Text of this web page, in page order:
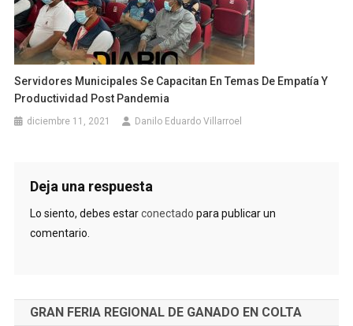
Servidores Municipales Se Capacitan En Temas De Empatía Y
Productividad Post Pandemia
diciembre 11, 2021 Danilo Eduardo Villarroel
Deja una respuesta
Lo siento, debes estarconectado para publicar un
comentario.
GRAN FERIA REGIONAL DE GANADO EN COLTA